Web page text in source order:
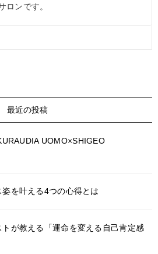
ロンです。
最近の投稿
UOMO×SHIGEO
を叶える4つの心得とは
が教える「運命を変える自己肯定感